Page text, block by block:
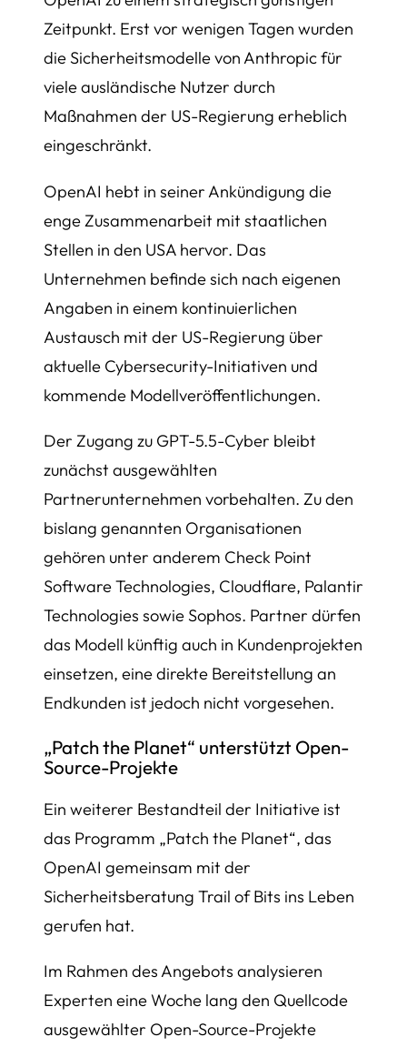
Zeitpunkt. Erst vor wenigen Tagen wurden
die Sicherheitsmodelle von Anthropic für
viele ausländische Nutzer durch
Maßnahmen der US-Regierung erheblich
eingeschränkt.
OpenAI hebt in seiner Ankündigung die
enge Zusammenarbeit mit staatlichen
Stellen in den USA hervor. Das
Unternehmen befinde sich nach eigenen
Angaben in einem kontinuierlichen
Austausch mit der US-Regierung über
aktuelle Cybersecurity-Initiativen und
kommende Modellveröffentlichungen.
Der Zugang zu GPT-5.5-Cyber bleibt
zunächst ausgewählten
Partnerunternehmen vorbehalten. Zu den
bislang genannten Organisationen
gehören unter anderem Check Point
Software Technologies, Cloudflare, Palantir
Technologies sowie Sophos. Partner dürfen
das Modell künftig auch in Kundenprojekten
einsetzen, eine direkte Bereitstellung an
Endkunden ist jedoch nicht vorgesehen.
„Patch the Planet“ unterstützt Open-
Source-Projekte
Ein weiterer Bestandteil der Initiative ist
das Programm „Patch the Planet“, das
OpenAI gemeinsam mit der
Sicherheitsberatung Trail of Bits ins Leben
gerufen hat.
Im Rahmen des Angebots analysieren
Experten eine Woche lang den Quellcode
ausgewählter Open-Source-Projekte